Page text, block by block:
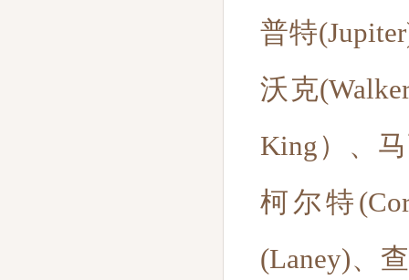
普特
沃克
King）、
柯尔特
(Laney)、